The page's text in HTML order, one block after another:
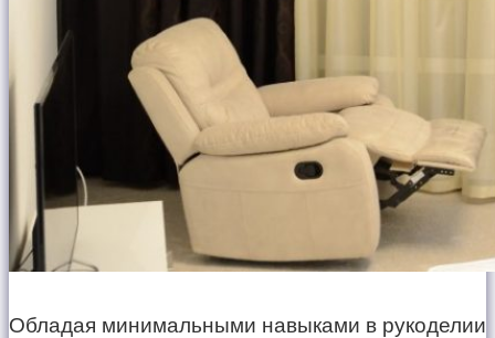
Обладая минимальными навыками в рукоделии